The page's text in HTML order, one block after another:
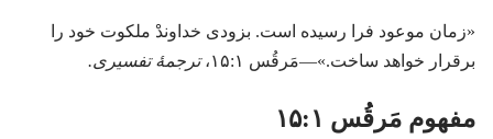
‏«زمان موعود فرا رسیده است.‏ بزودی خداوندْ ملکوت خود را
برقرار خواهد ساخت.‏»—‏مَرقُس ۱:‏۱۵،‏
ترجمهٔ تفسیری.‏
مفهوم مَرقُس ۱:‏۱۵